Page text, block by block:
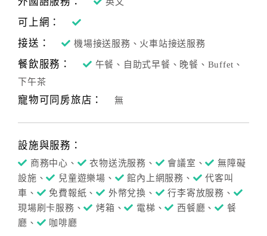
可上網：
接送：
機場接送服務、火車站接送服務
餐飲服務：
午餐、自助式早餐、晚餐、Buffet、
下午茶
寵物可同房旅店： 無
設施與服務：
商務中心、 衣物送洗服務、 會議室、
無障礙
設施、
兒童遊樂場、 館內上網服務、
代客叫
車、
免費報紙、 外幣兌換、
行李寄放服務、
現場刷卡服務、
烤箱、 電梯、 西餐廳、
餐
廳、
咖啡廳